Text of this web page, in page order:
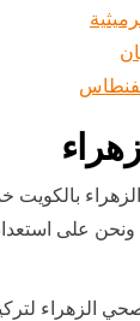
على
الزهراء